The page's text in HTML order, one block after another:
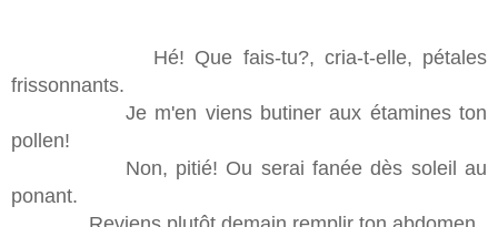
Hé! Que fais-tu?, cria-t-elle, pétales
frissonnants.
Je m'en viens butiner aux étamines ton
pollen!
Non, pitié! Ou serai fanée dès soleil au
ponant.